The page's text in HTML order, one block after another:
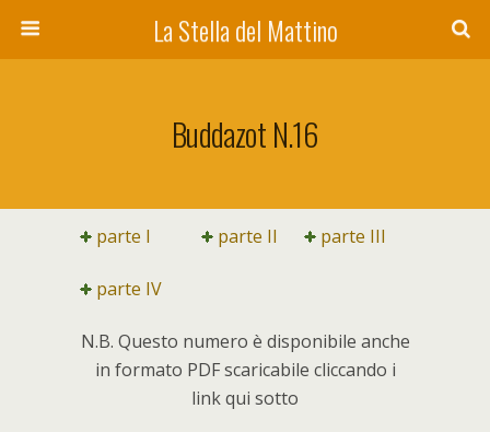
La Stella del Mattino
Buddazot N.16
parte I parte II parte III
parte IV
N.B. Questo numero è disponibile anche
in formato PDF scaricabile cliccando i
link qui sotto